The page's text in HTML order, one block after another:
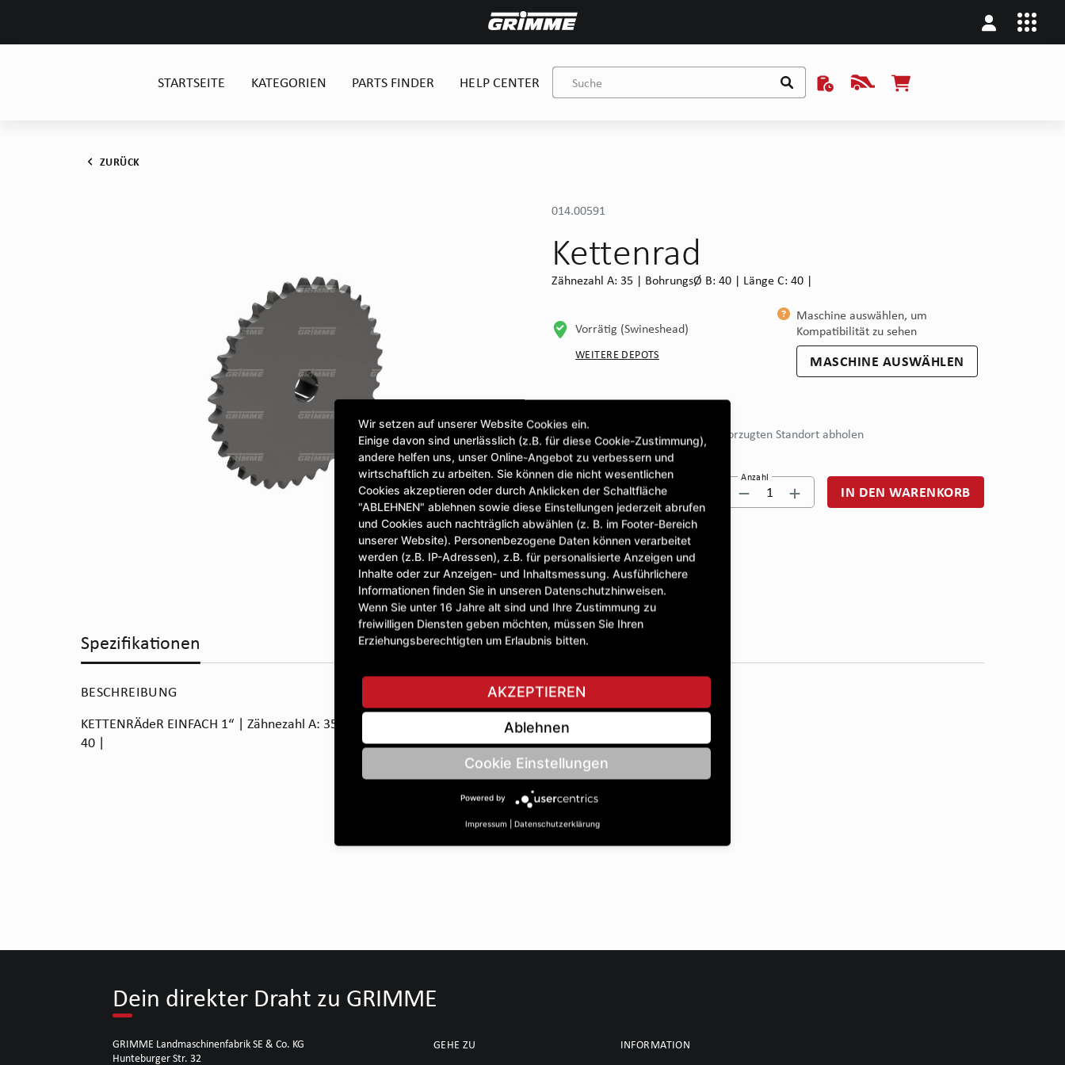
STARTSEITE KATEGORIEN PARTS FINDER HELP CENTER
ZURÜCK
014.00591
Kettenrad
Zähnezahl A: 35 | BohrungsØ B: 40 | Länge C: 40 |
Vorrätig (Swineshead)
WEITERE DEPOTS
Maschine auswählen, um
Kompatibilität zu sehen
MASCHINE AUSWÄHLEN
CLICK & COLLECT
Bestellungen bei Deinem bevorzugten Standort abholen
409,96 £
exkl. MwSt.
Anzahl
1 IN DEN WARENKORB
STELLE EINE FRAGE
Spezifikationen
BESCHREIBUNG
KETTENRÄdeR EINFACH 1“ | Zähnezahl A: 35 | BohrungsØ B: 40 | Länge C:
40 |
Dein direkter Draht zu GRIMME
GRIMME Landmaschinenfabrik SE & Co. KG
Hunteburger Str. 32
GEHE ZU INFORMATION
Wir setzen auf unserer Website Cookies ein.
Einige davon sind unerlässlich (z.B. für diese Cookie-Zustimmung),
andere helfen uns, unser Online-Angebot zu verbessern und
wirtschaftlich zu arbeiten. Sie können die nicht wesentlichen
Cookies akzeptieren oder durch Anklicken der Schaltfläche
"ABLEHNEN" ablehnen sowie diese Einstellungen jederzeit abrufen
und Cookies auch nachträglich abwählen (z. B. im Footer-Bereich
unserer Website). Personenbezogene Daten können verarbeitet
werden (z.B. IP-Adressen), z.B. für personalisierte Anzeigen und
Inhalte oder zur Anzeigen- und Inhaltsmessung. Ausführlichere
Informationen finden Sie in unseren Datenschutzhinweisen.
Wenn Sie unter 16 Jahre alt sind und Ihre Zustimmung zu
freiwilligen Diensten geben möchten, müssen Sie Ihren
Erziehungsberechtigten um Erlaubnis bitten.
AKZEPTIEREN
Ablehnen
Cookie Einstellungen
Powered by
Impressum | Datenschutzerklärung